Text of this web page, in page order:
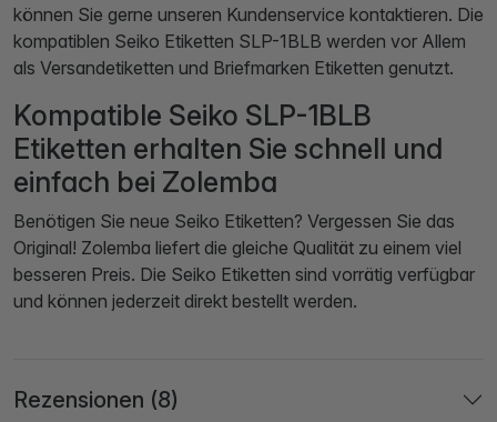
können Sie gerne unseren Kundenservice kontaktieren. Die
kompatiblen Seiko Etiketten SLP-1BLB werden vor Allem
als Versandetiketten und Briefmarken Etiketten genutzt.
Kompatible Seiko SLP-1BLB
Etiketten erhalten Sie schnell und
einfach bei Zolemba
Benötigen Sie neue Seiko Etiketten? Vergessen Sie das
Original! Zolemba liefert die gleiche Qualität zu einem viel
besseren Preis. Die Seiko Etiketten sind vorrätig verfügbar
und können jederzeit direkt bestellt werden.
Rezensionen (8)